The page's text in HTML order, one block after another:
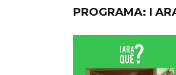
PROGRAMA: I